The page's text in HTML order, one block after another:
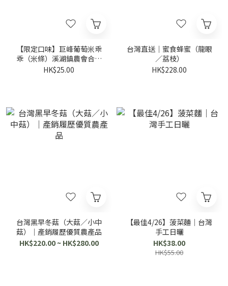
【限定口味】巨峰葡萄米乖
乖（米條）溪湖鎮農會合作
款
HK$25.00
台灣直送｜蜜食蜂蜜（龍眼
／荔枝）
HK$228.00
台灣黑早冬菇（大菇／小中
菇）｜產銷履歷優質農產品
HK$220.00 ~ HK$280.00
【最佳4/26】菠菜麵｜台灣
手工日曬
HK$38.00
HK$55.00